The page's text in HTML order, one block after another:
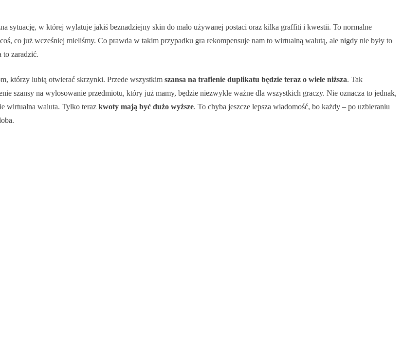
sytuację, w której wylatuje jakiś beznadziejny skin do mało używanej postaci oraz kilka graffiti i kwestii. To normalne
co już wcześniej mieliśmy. Co prawda w takim przypadku gra rekompensuje nam to wirtualną walutą, ale nigdy nie były to
to zaradzić.
którzy lubią otwierać skrzynki. Przede wszystkim szansa na trafienie duplikatu będzie teraz o wiele niższa. Tak
szansy na wylosowanie przedmiotu, który już mamy, będzie niezwykle ważne dla wszystkich graczy. Nie oznacza to jednak,
wirtualna waluta. Tylko teraz kwoty mają być dużo wyższe. To chyba jeszcze lepsza wiadomość, bo każdy – po uzbieraniu